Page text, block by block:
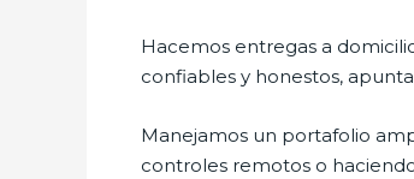
Hacemos entregas a
confiables y honestos,
Manejamos un portafolio
controles remotos o